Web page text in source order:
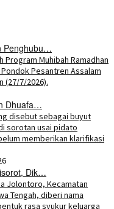
Penghubu…
Dhuafa…
Dik…